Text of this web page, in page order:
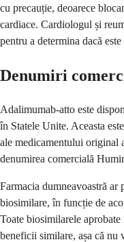
cu precauție, deoarece
cardiace. Cardiologul și
pentru a determina dacă
Denumiri
Adalimumab-atto este
în Statele Unite. Aceasta
ale medicamentului original
denumirea comercială
Farmacia dumneavoastră ar
biosimilare, în funcție de
Toate biosimilarele
beneficii similare, așa că nu